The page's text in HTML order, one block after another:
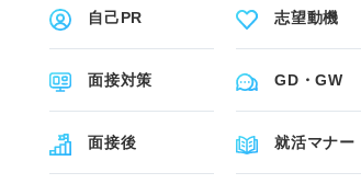
自己PR 志望動機
面接対策 GD・GW
面接後 就活マナー